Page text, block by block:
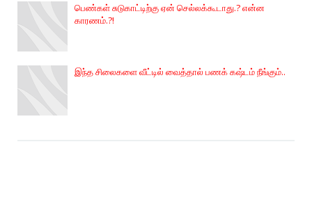
பெண்கள் சுடுகாட்டிற்கு ஏன் செல்லக்கூடாது.? என்ன
காரணம்.?!
இந்த சிலைகளை வீட்டில் வைத்தால் பணக் கஷ்டம் நீங்கும்..